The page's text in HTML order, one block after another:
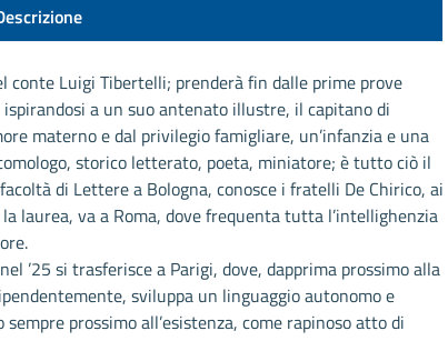
conte Luigi Tibertelli; prenderà fin dalle prime prove
a un suo antenato illustre, il capitano di
materno e dal privilegio famigliare, un’infanzia e una
storico letterato, poeta, miniatore; è tutto ciò il
di Lettere a Bologna, conosce i fratelli De Chirico, ai
laurea, va a Roma, dove frequenta tutta l’intellighenzia
’25 si trasferisce a Parigi, dove, dapprima prossimo alla
sviluppa un linguaggio autonomo e
prossimo all’esistenza, come rapinoso atto di